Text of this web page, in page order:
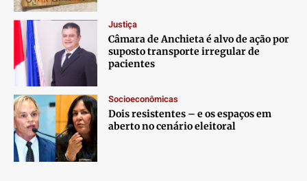
Justiça
Câmara de Anchieta é alvo de ação por
suposto transporte irregular de
pacientes
Socioeconômicas
Dois resistentes – e os espaços em
aberto no cenário eleitoral